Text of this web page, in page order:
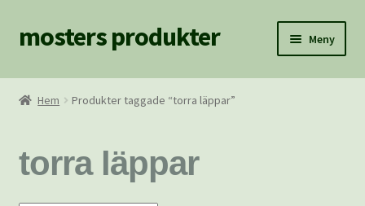
Hoppa
till
Hoppa
till
mosters produkter Meny
Hem
Fraktkostnader
Hem Produkter taggade “torra läppar”
torra läppar